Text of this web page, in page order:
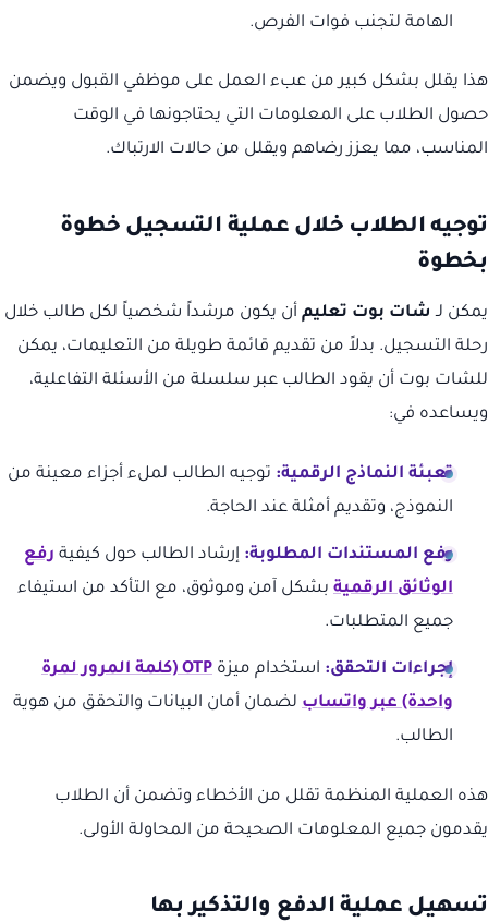
الهامة لتجنب فوات الفرص.
هذا يقلل بشكل كبير من عبء العمل على موظفي القبول ويضمن
حصول الطلاب على المعلومات التي يحتاجونها في الوقت
المناسب، مما يعزز رضاهم ويقلل من حالات الارتباك.
توجيه الطلاب خلال عملية التسجيل خطوة
بخطوة
يمكن لـ شات بوت تعليم أن يكون مرشداً شخصياً لكل طالب خلال
رحلة التسجيل. بدلاً من تقديم قائمة طويلة من التعليمات، يمكن
للشات بوت أن يقود الطالب عبر سلسلة من الأسئلة التفاعلية،
ويساعده في:
تعبئة النماذج الرقمية: توجيه الطالب لملء أجزاء معينة من
النموذج، وتقديم أمثلة عند الحاجة.
رفع المستندات المطلوبة: إرشاد الطالب حول كيفية رفع
الوثائق الرقمية بشكل آمن وموثوق، مع التأكد من استيفاء
جميع المتطلبات.
إجراءات التحقق: استخدام ميزة
OTP (كلمة المرور لمرة
واحدة) عبر واتساب لضمان أمان البيانات والتحقق من هوية
الطالب.
هذه العملية المنظمة تقلل من الأخطاء وتضمن أن الطلاب
يقدمون جميع المعلومات الصحيحة من المحاولة الأولى.
تسهيل عملية الدفع والتذكير بها